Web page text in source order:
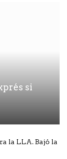
si
la LLA. Bajó la